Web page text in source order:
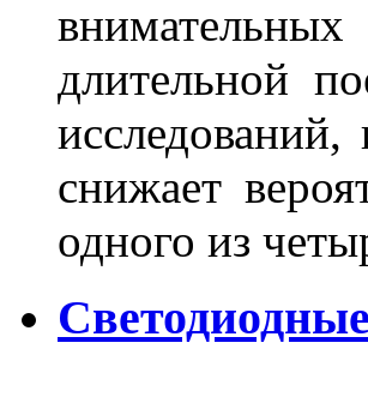
длительной
снижает
одного из